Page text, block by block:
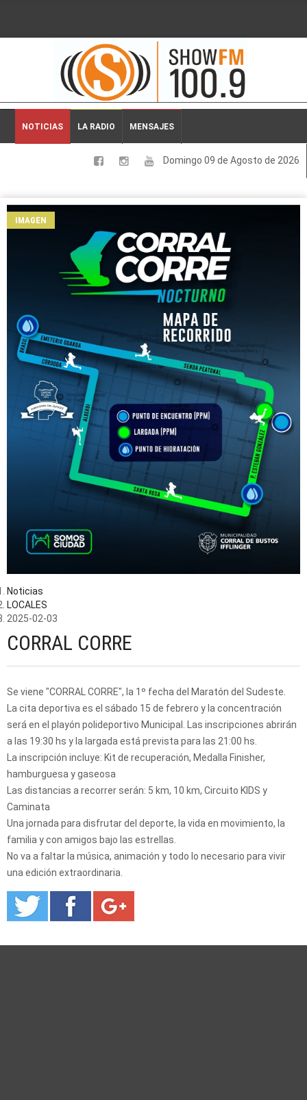
2026-08-09 03:39:32
NOTICIAS LA RADIO MENSAJES
Domingo 09 de Agosto de 2026
LOCALES
ESPECTACULOS
INTERNACIONALES
IMAGEN
Noticias
LOCALES
2025-02-03
CORRAL CORRE
Se viene "CORRAL CORRE", la 1º fecha del Maratón del Sudeste.
La cita deportiva es el sábado 15 de febrero y la concentración
será en el playón polideportivo Municipal. Las inscripciones abrirán
a las 19:30 hs y la largada está prevista para las 21:00 hs.
La inscripción incluye: Kit de recuperación, Medalla Finisher,
hamburguesa y gaseosa
Las distancias a recorrer serán: 5 km, 10 km, Circuito KIDS y
Caminata
Una jornada para disfrutar del deporte, la vida en movimiento, la
familia y con amigos bajo las estrellas.
No va a faltar la música, animación y todo lo necesario para vivir
una edición extraordinaria.